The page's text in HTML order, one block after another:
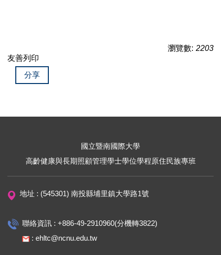
瀏覽數: 2203
友善列印
分享
國立暨南國際大學
高齡健康與長期照顧管理學士學位學程原住民族專班
地址 : (545301) 南投縣埔里鎮大學路1號
聯絡資訊 : +886-49-2910960(分機轉3822)
: ehltc@ncnu.edu.tw